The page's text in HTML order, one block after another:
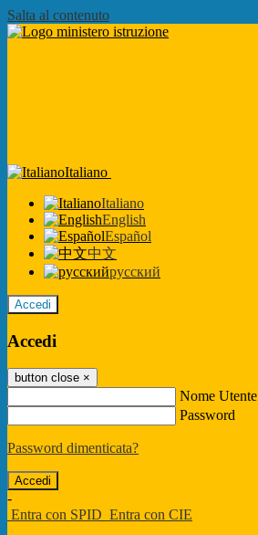
Salta al contenuto
Italiano
Italiano
English
Español
中文
русский
Accedi
Accedi
button close ×
Nome Utente
Password
Password dimenticata?
-
Entra con SPID Entra con CIE